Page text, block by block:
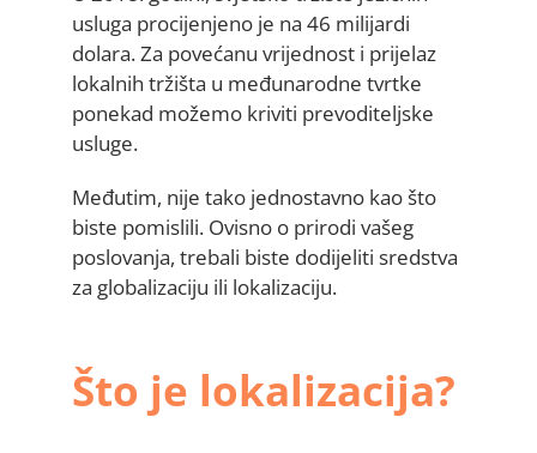
usluga procijenjeno je na 46 milijardi
dolara. Za povećanu vrijednost i prijelaz
lokalnih tržišta u međunarodne tvrtke
ponekad možemo kriviti prevoditeljske
usluge.
Međutim, nije tako jednostavno kao što
biste pomislili. Ovisno o prirodi vašeg
poslovanja, trebali biste dodijeliti sredstva
za globalizaciju ili lokalizaciju.
Što je lokalizacija?